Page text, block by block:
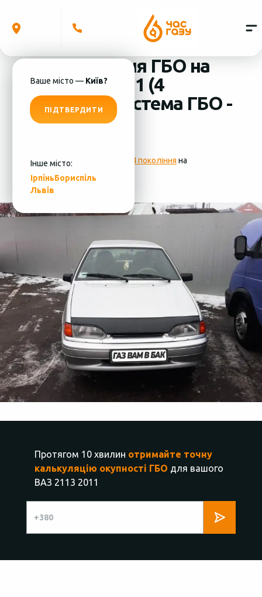
Ваше місто — Київ?
ПІДТВЕРДИТИ
Інше місто:
ІрпіньБориспіль
Львів
Встановлення ГБО на
ВАЗ 2113 2011 (4
циліндра) система ГБО -
STAG
Фотографії установки ГБО 4 покоління на
ВАЗ 2113 2011 (4 циліндра)
Протягом 10 хвилин отримайте точну
калькуляцію окупності ГБО для вашого
ВАЗ 2113 2011